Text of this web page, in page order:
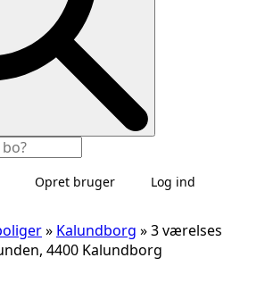
Opret bruger Log ind
» Kalundborg »3 værelses
4400 Kalundborg